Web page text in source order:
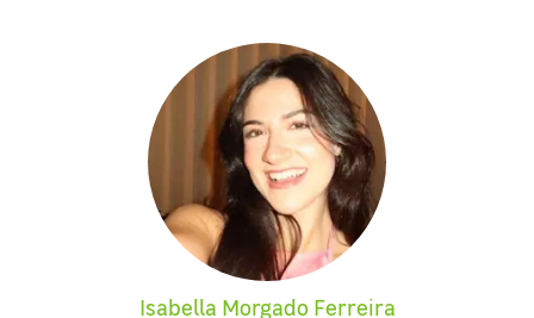
Isabella Morgado Ferreira